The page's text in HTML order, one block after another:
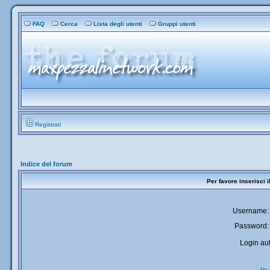
FAQ Cerca Lista degli utenti Gruppi utenti
Registrati
Indice del forum
Per favore inserisci
Username:
Password:
Login